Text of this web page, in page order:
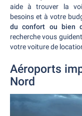
aide à trouver la
besoins et à votre
du confort ou bien
recherche vous
votre voiture de
Aéroports
Nord